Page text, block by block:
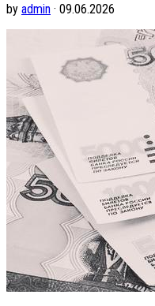
by admin · 09.06.2026